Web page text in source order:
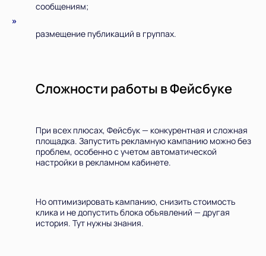
сообщениям;
размещение публикаций в группах.
Сложности работы в Фейсбуке
При всех плюсах, Фейсбук — конкурентная и сложная
площадка. Запустить рекламную кампанию можно без
проблем, особенно с учетом автоматической
настройки в рекламном кабинете.
Но оптимизировать кампанию, снизить стоимость
клика и не допустить блока объявлений — другая
история. Тут нужны знания.